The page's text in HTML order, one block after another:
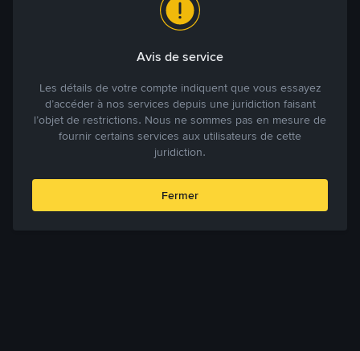
Avis de service
Les détails de votre compte indiquent que vous essayez
d’accéder à nos services depuis une juridiction faisant
l’objet de restrictions. Nous ne sommes pas en mesure de
fournir certains services aux utilisateurs de cette
juridiction.
Fermer